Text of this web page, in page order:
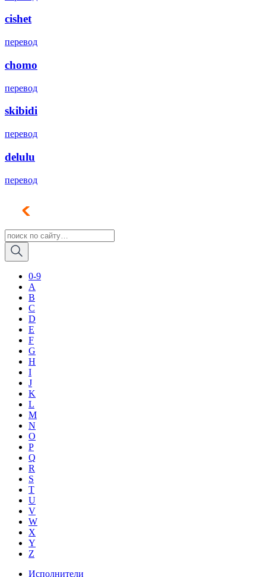
cishet
перевод
chomo
перевод
skibidi
перевод
delulu
перевод
0-9
A
B
C
D
E
F
G
H
I
J
K
L
M
N
O
P
Q
R
S
T
U
V
W
X
Y
Z
Исполнители